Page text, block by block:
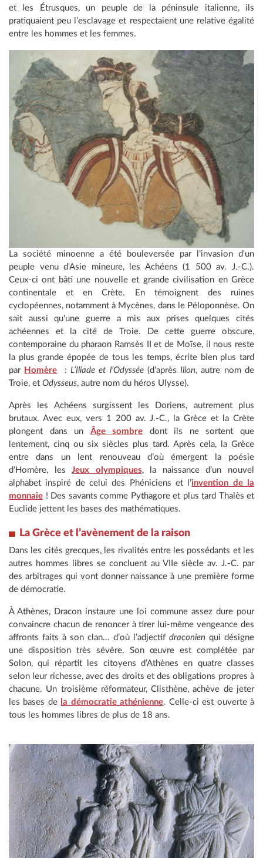
et les Étrusques, un peuple de la péninsule italienne, ils
pratiquaient peu l’esclavage et respectaient une relative égalité
entre les hommes et les femmes.
La société minoenne a été bouleversée par l’invasion d'un
peuple venu d'Asie mineure, les Achéens (1 500 av. J.-C.).
Ceux-ci ont bâti une nouvelle et grande civilisation en Grèce
continentale et en Crète. En témoignent des ruines
cyclopéennes, notamment à Mycènes, dans le Péloponnèse. On
sait aussi qu'une guerre a mis aux prises quelques cités
achéennes et la cité de Troie. De cette guerre obscure,
contemporaine du pharaon Ramsès II et de Moïse, il nous reste
la plus grande épopée de tous les temps, écrite bien plus tard
par Homère : L’Iliade et l’Odyssée(d’après Ilion, autre nom de
Troie, et Odysseus, autre nom du héros Ulysse).
Après les Achéens surgissent les Doriens, autrement plus
brutaux. Avec eux, vers 1 200 av. J.-C., la Grèce et la Crète
plongent dans un Âge sombre dont ils ne sortent que
lentement, cinq ou six siècles plus tard. Après cela, la Grèce
entre dans un lent renouveau d’où émergent la poésie
d’Homère, lesJeux olympiques, la naissance d’un nouvel
alphabet inspiré de celui des Phéniciens et l’invention de la
monnaie ! Des savants comme Pythagore et plus tard Thalès et
Euclide jettent les bases des mathématiques.
La Grèce et l’avènement de la raison
Dans les cités grecques, les rivalités entre les possédants et les
autres hommes libres se concluent au VIIe siècle av. J.-C. par
des arbitrages qui vont donner naissance à une première forme
de démocratie.
À Athènes, Dracon instaure une loi commune assez dure pour
convaincre chacun de renoncer à tirer lui-même vengeance des
affronts faits à son clan… d’où l’adjectif draconien qui désigne
une disposition très sévère. Son œuvre est complétée par
Solon, qui répartit les citoyens d’Athènes en quatre classes
selon leur richesse, avec des droits et des obligations propres à
chacune. Un troisième réformateur, Clisthène, achève de jeter
les bases de la démocratie athénienne. Celle-ci est ouverte à
tous les hommes libres de plus de 18 ans.